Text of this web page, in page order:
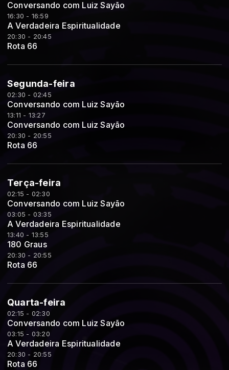
Conversando com Luiz Sayão
16:30 - 16:59
A Verdadeira Espiritualidade
20:30 - 20:45
Rota 66
Segunda-feira
02:30 - 02:45
Conversando com Luiz Sayão
13:11 - 13:27
Conversando com Luiz Sayão
20:30 - 20:55
Rota 66
Terça-feira
02:15 - 02:30
Conversando com Luiz Sayão
03:05 - 03:35
A Verdadeira Espiritualidade
13:40 - 13:55
180 Graus
20:30 - 20:55
Rota 66
Quarta-feira
02:15 - 02:30
Conversando com Luiz Sayão
03:15 - 03:20
A Verdadeira Espiritualidade
20:30 - 20:55
Rota 66